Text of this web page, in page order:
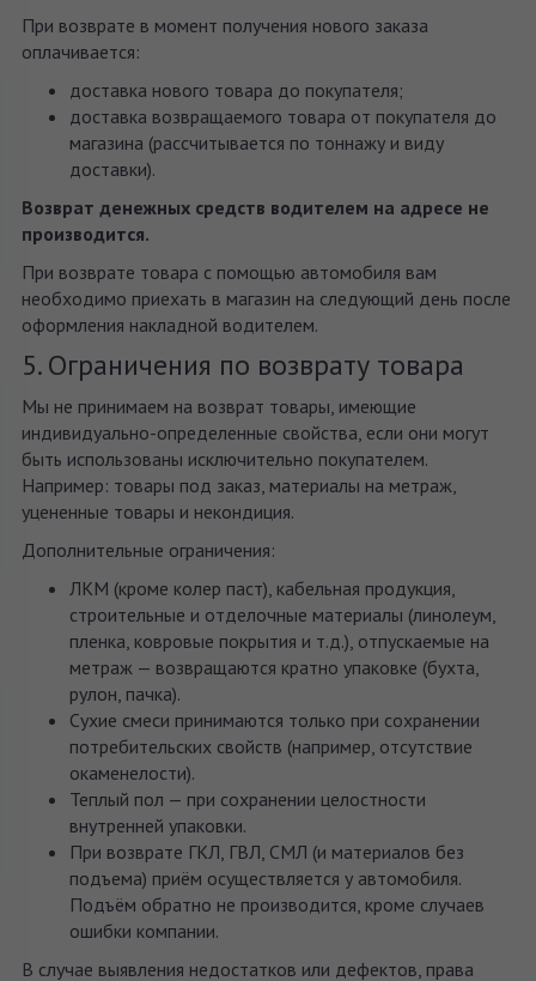
При возврате в момент получения нового заказа
оплачивается:
доставка нового товара до покупателя;
доставка возвращаемого товара от покупателя до
магазина (рассчитывается по тоннажу и виду
доставки).
Возврат денежных средств водителем на адресе не
производится.
При возврате товара с помощью автомобиля вам
необходимо приехать в магазин на следующий день после
оформления накладной водителем.
5. Ограничения по возврату товара
Мы не принимаем на возврат товары, имеющие
индивидуально-определенные свойства, если они могут
быть использованы исключительно покупателем.
Например: товары под заказ, материалы на метраж,
уцененные товары и некондиция.
Дополнительные ограничения:
ЛКМ (кроме колер паст), кабельная продукция,
строительные и отделочные материалы (линолеум,
пленка, ковровые покрытия и т.д.), отпускаемые на
метраж — возвращаются кратно упаковке (бухта,
рулон, пачка).
Сухие смеси принимаются только при сохранении
потребительских свойств (например, отсутствие
окаменелости).
Теплый пол — при сохранении целостности
внутренней упаковки.
При возврате ГКЛ, ГВЛ, СМЛ (и материалов без
подъема) приём осуществляется у автомобиля.
Подъём обратно не производится, кроме случаев
ошибки компании.
В случае выявления недостатков или дефектов, права